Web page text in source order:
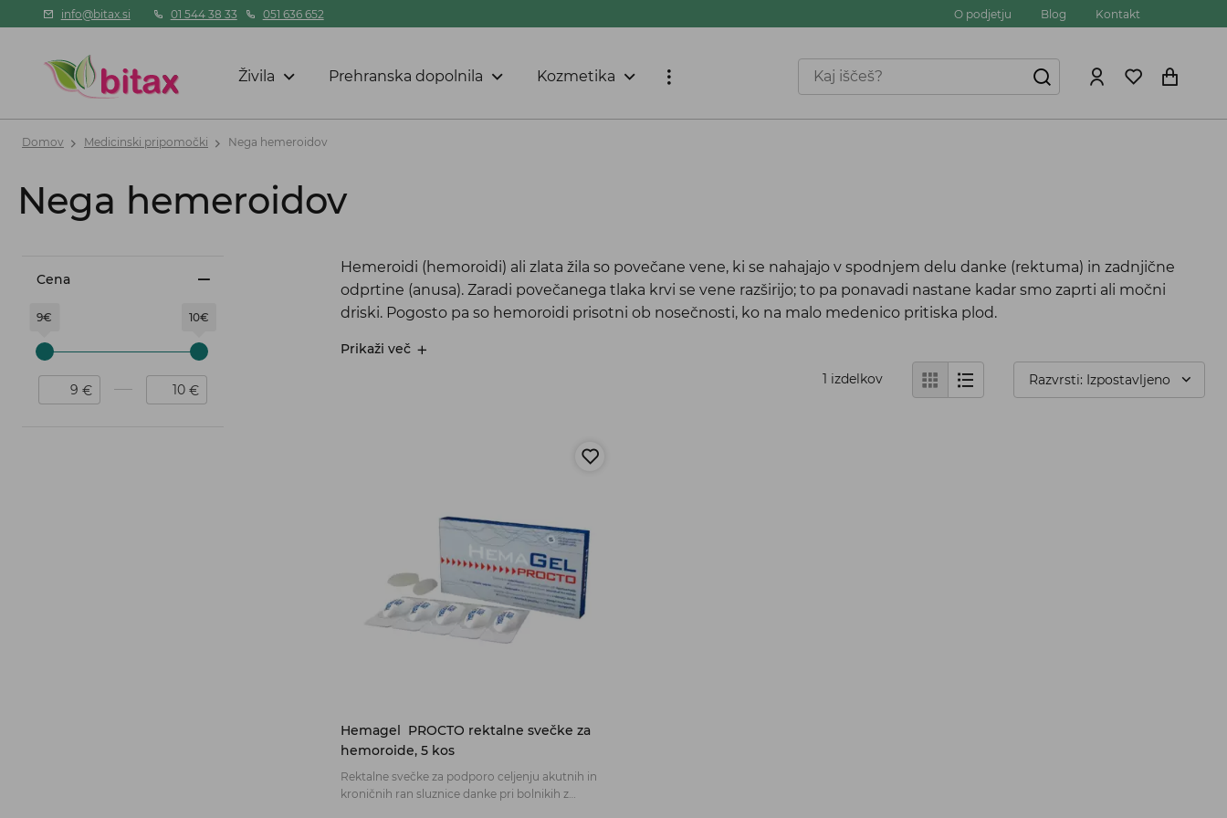
info@bitax.si 01 544 38 33 051 636 652 O podjetju Blog Kontakt
Živila Prehranska dopolnila Kozmetika
Domov Medicinski pripomočki Nega hemeroidov
Nega hemeroidov
Cena
9€ 10€
€ €
Hemeroidi (hemoroidi) ali zlata žila so povečane vene, ki se nahajajo v spodnjem delu danke (rektuma) in zadnjične
odprtine (anusa). Zaradi povečanega tlaka krvi se vene razširijo; to pa ponavadi nastane kadar smo zaprti ali močni
driski. Pogosto pa so hemoroidi prisotni ob nosečnosti, ko na malo medenico pritiska plod.
Prikaži več
1 izdelkov Razvrsti: Izpostavljeno
Hemagel PROCTO rektalne svečke za
hemoroide, 5 kos
Rektalne svečke za podporo celjenju akutnih in
kroničnih ran sluznice danke pri bolnikih z